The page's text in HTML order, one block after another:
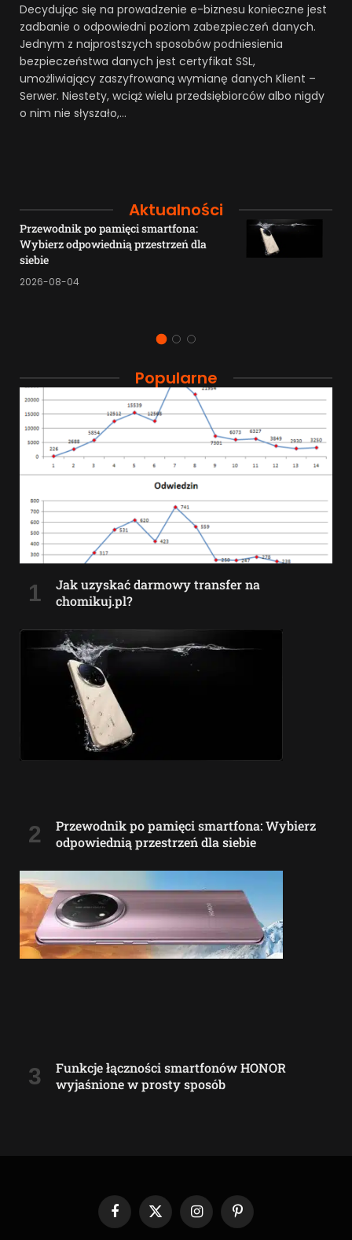
Decydując się na prowadzenie e-biznesu konieczne jest
zadbanie o odpowiedni poziom zabezpieczeń danych.
Jednym z najprostszych sposobów podniesienia
bezpieczeństwa danych jest certyfikat SSL,
umożliwiający zaszyfrowaną wymianę danych Klient –
Serwer. Niestety, wciąż wielu przedsiębiorców albo nigdy
o nim nie słyszało,…
Aktualności
Przewodnik po pamięci smartfona:
Wybierz odpowiednią przestrzeń dla
siebie
2026-08-04
Popularne
Jak uzyskać darmowy transfer na
chomikuj.pl?
Przewodnik po pamięci smartfona: Wybierz
odpowiednią przestrzeń dla siebie
Funkcje łączności smartfonów HONOR
wyjaśnione w prosty sposób
Facebook
X
(Twitter)
InstagramPinterest